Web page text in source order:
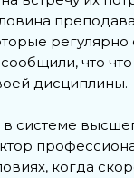
что
дисциплины.
в системе
когда